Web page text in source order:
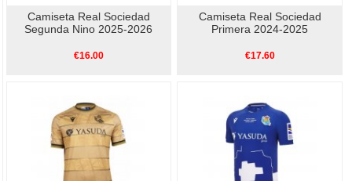
Camiseta Real Sociedad
Segunda Nino 2025-2026
€16.00
Camiseta Real Sociedad
Primera 2024-2025
€17.60